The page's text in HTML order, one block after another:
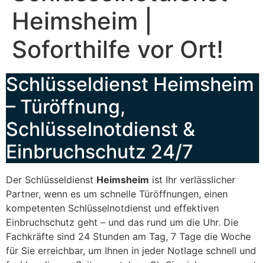
Heimsheim |
Soforthilfe vor Ort!
Schlüsseldienst Heimsheim
– Türöffnung,
Schlüsselnotdienst &
Einbruchschutz 24/7
Der Schlüsseldienst Heimsheim ist Ihr verlässlicher
Partner, wenn es um schnelle Türöffnungen, einen
kompetenten Schlüsselnotdienst und effektiven
Einbruchschutz geht – und das rund um die Uhr. Die
Fachkräfte sind 24 Stunden am Tag, 7 Tage die Woche
für Sie erreichbar, um Ihnen in jeder Notlage schnell und